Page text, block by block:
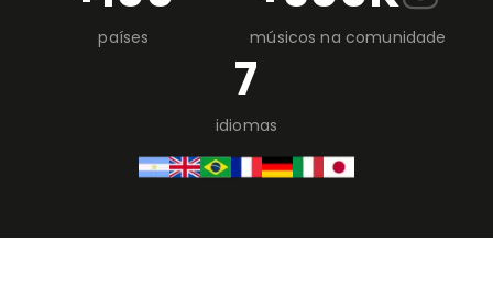
países músicos na comunidade
7
idiomas